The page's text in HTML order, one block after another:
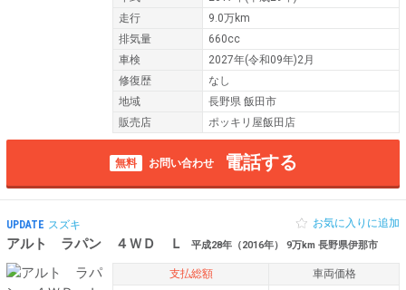
走行
9.0万km
排気量
660cc
車検
2027年(令和09年)2月
修復歴
なし
地域
長野県 飯田市
販売店
ポッキリ屋飯田店
無料 お問い合わせ 電話する
UPDATE スズキ
アルト ラパン ４ＷＤ Ｌ 平成28年（2016年） 9万km 長野県伊那市
お気に入りに追加
支払総額 車両価格